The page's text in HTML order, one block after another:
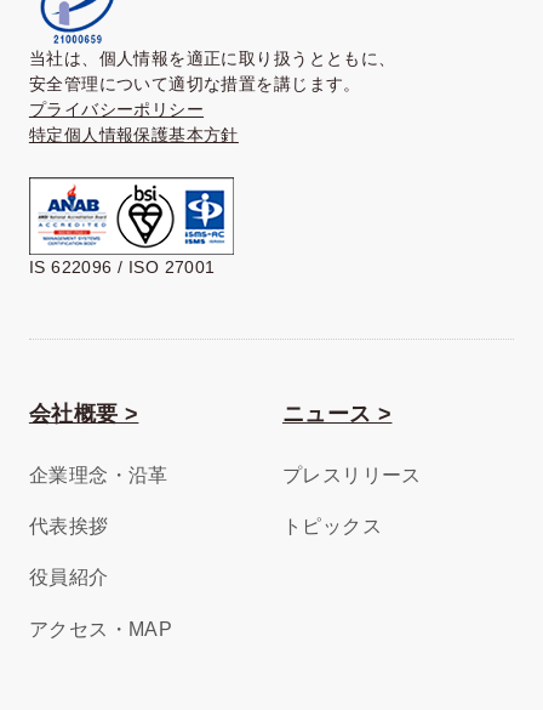
当社は、個人情報を適正に取り扱うとともに、
安全管理について適切な措置を講じます。
プライバシーポリシー
特定個人情報保護基本方針
IS 622096 / ISO 27001
会社概要 >
企業理念・沿革
代表挨拶
役員紹介
アクセス・MAP
ニュース >
プレスリリース
トピックス